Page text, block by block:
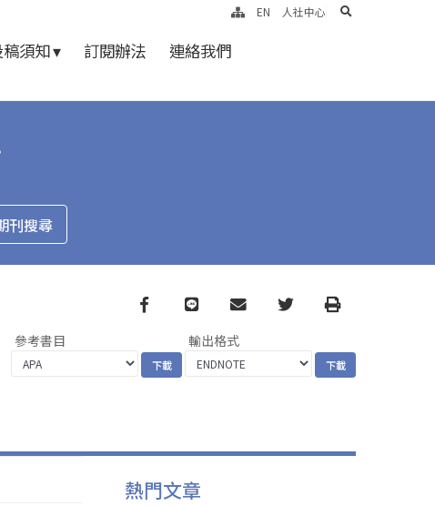
須知 ▾ 訂閱辦法 連絡我們
EN 人社中心 search
Facebook
line email TwitterPrint
參考書目 輸出格式
熱門文章